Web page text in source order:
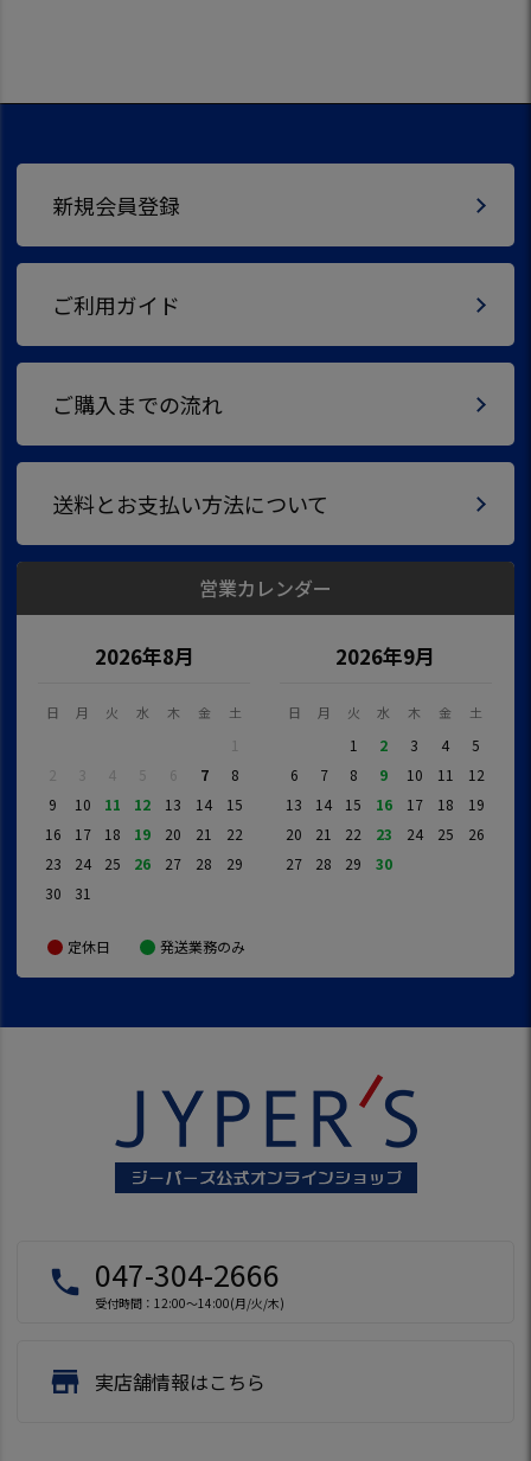
新規会員登録
ご利用ガイド
ご購入までの流れ
送料とお支払い方法について
営業カレンダー
2026年8月
日 月 火 水 木 金 土
1
2
3 4 5 6 7
8
9
10 11 12 13 14
15
16
17 18 19 20 21
22
23
24 25 26 27 28
29
30
31
2026年9月
日 月 火 水 木 金 土
1 2 3 4
5
6
7 8 9 10 11
12
13
14 15 16 17 18
19
20
21 22 23 24 25
26
27
28 29 30
定休日 発送業務のみ
local_phone 047-304-2666
受付時間：12:00～14:00(月/火/木)
store 実店舗情報はこちら